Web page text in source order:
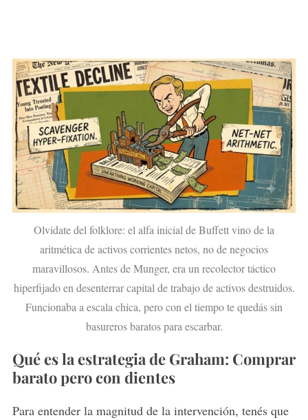
Olvidate del folklore: el alfa inicial de Buffett vino de la
aritmética de activos corrientes netos, no de negocios
maravillosos. Antes de Munger, era un recolector táctico
hiperfijado en desenterrar capital de trabajo de activos destruidos.
Funcionaba a escala chica, pero con el tiempo te quedás sin
basureros baratos para escarbar.
Qué es la estrategia de Graham: Comprar
barato pero con dientes
Para entender la magnitud de la intervención, tenés que